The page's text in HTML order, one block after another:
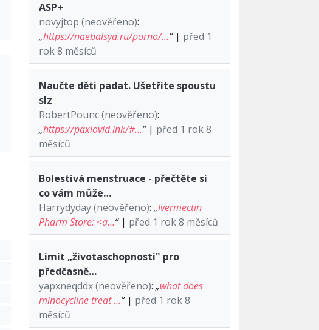
ASP+
novyjtop (neověřeno):
„https://naebalsya.ru/porno/…“| před 1
rok 8 měsíců
Naučte děti padat. Ušetříte spoustu
slz
RobertPounc (neověřeno):
„https://paxlovid.ink/#…“| před 1 rok 8
měsíců
Bolestivá menstruace - přečtěte si
co vám může…
Harrydyday (neověřeno): „Ivermectin
Pharm Store: <a…“| před 1 rok 8 měsíců
Limit „životaschopnosti" pro
předčasně…
yapxneqddx (neověřeno): „what does
minocycline treat …“| před 1 rok 8
měsíců